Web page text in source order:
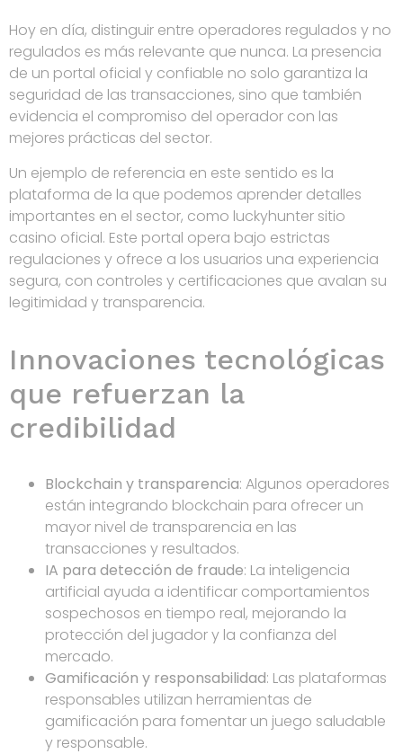
Hoy en día, distinguir entre operadores regulados y no
regulados es más relevante que nunca. La presencia
de un portal oficial y confiable no solo garantiza la
seguridad de las transacciones, sino que también
evidencia el compromiso del operador con las
mejores prácticas del sector.
Un ejemplo de referencia en este sentido es la
plataforma de la que podemos aprender detalles
importantes en el sector, como luckyhunter sitio
casino oficial. Este portal opera bajo estrictas
regulaciones y ofrece a los usuarios una experiencia
segura, con controles y certificaciones que avalan su
legitimidad y transparencia.
Innovaciones tecnológicas
que refuerzan la
credibilidad
Blockchain y transparencia: Algunos operadores
están integrando blockchain para ofrecer un
mayor nivel de transparencia en las
transacciones y resultados.
IA para detección de fraude: La inteligencia
artificial ayuda a identificar comportamientos
sospechosos en tiempo real, mejorando la
protección del jugador y la confianza del
mercado.
Gamificación y responsabilidad: Las plataformas
responsables utilizan herramientas de
gamificación para fomentar un juego saludable
y responsable.